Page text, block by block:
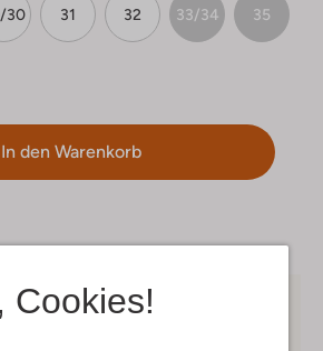
Cookies!
30 31 32 33/34 35
In den Warenkorb
ab € 75 für Club-Omoda